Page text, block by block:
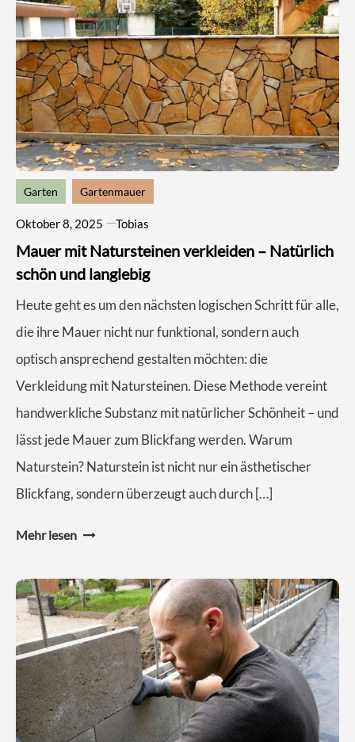
Garten Gartenmauer
Oktober 8, 2025 Tobias
Mauer mit Natursteinen verkleiden – Natürlich
schön und langlebig
Heute geht es um den nächsten logischen Schritt für alle,
die ihre Mauer nicht nur funktional, sondern auch
optisch ansprechend gestalten möchten: die
Verkleidung mit Natursteinen. Diese Methode vereint
handwerkliche Substanz mit natürlicher Schönheit – und
lässt jede Mauer zum Blickfang werden. Warum
Naturstein? Naturstein ist nicht nur ein ästhetischer
Blickfang, sondern überzeugt auch durch […]
Mehr lesen